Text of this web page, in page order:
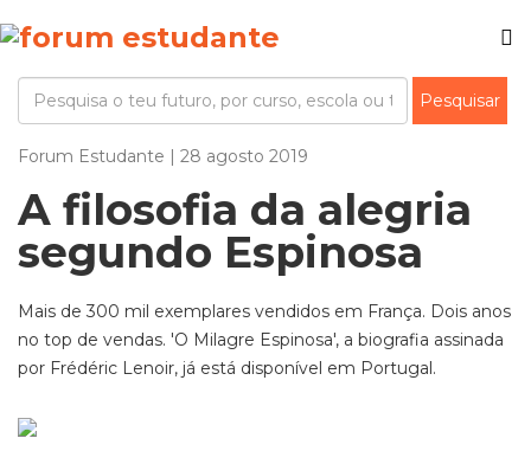
Forum Estudante | 28 agosto 2019
A filosofia da alegria
segundo Espinosa
Mais de 300 mil exemplares vendidos em França. Dois anos
no top de vendas. 'O Milagre Espinosa', a biografia assinada
por Frédéric Lenoir, já está disponível em Portugal.